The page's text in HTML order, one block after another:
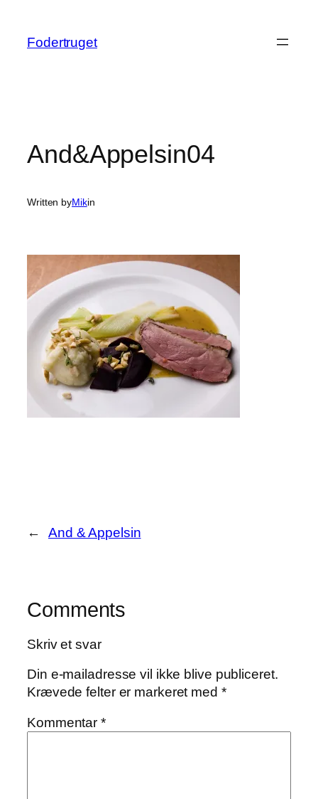
indhold
Fodertruget
And&Appelsin04
Written byMikin
← And & Appelsin
Comments
Skriv et svar
Din e-mailadresse vil ikke blive publiceret.
Krævede felter er markeret med *
Kommentar*